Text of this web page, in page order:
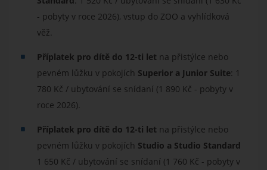
- pobyty v roce 2026), vstup do ZOO a vyhlídková
věž.
Příplatek pro dítě do 12-ti let na přistýlce nebo
pevném lůžku v pokojích Superior a Junior Suite: 1
780 Kč / ubytování se snídaní (1 890 Kč - pobyty v
roce 2026).
Příplatek pro dítě do 12-ti let na přistýlce nebo
pevném lůžku v pokojích Studio a Studio Standard
1 650 Kč / ubytování se snídaní (1 760 Kč - pobyty v